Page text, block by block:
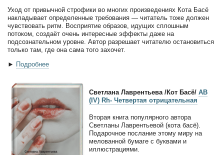
Уход от привычной строфики во многих произведениях Кота Басё
накладывает определенные требования — читатель тоже должен
чувствовать ритм. Восприятие образов, идущих сплошным
потоком, создаёт очень интересные эффекты даже на
подсознательном уровне. Автор разрешает читателю остановиться
только там, где она сама того захочет.
► Подробнее
Светлана Лаврентьева /Кот Басё/ AB
(IV) Rh- Четвертая отрицательная
Вторая книга популярного автора
Светланы Лаврентьевой (кота басё).
Подарочное послание этому миру на
мелованной бумаге с буквами и
иллюстрациями.